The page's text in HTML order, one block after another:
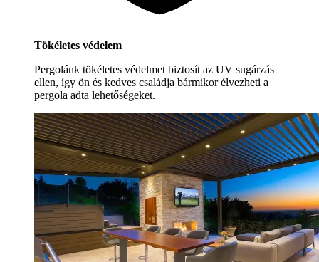
Tökéletes védelem
Pergolánk tökéletes védelmet biztosít az UV sugárzás
ellen, így ön és kedves családja bármikor élvezheti a
pergola adta lehetőségeket.